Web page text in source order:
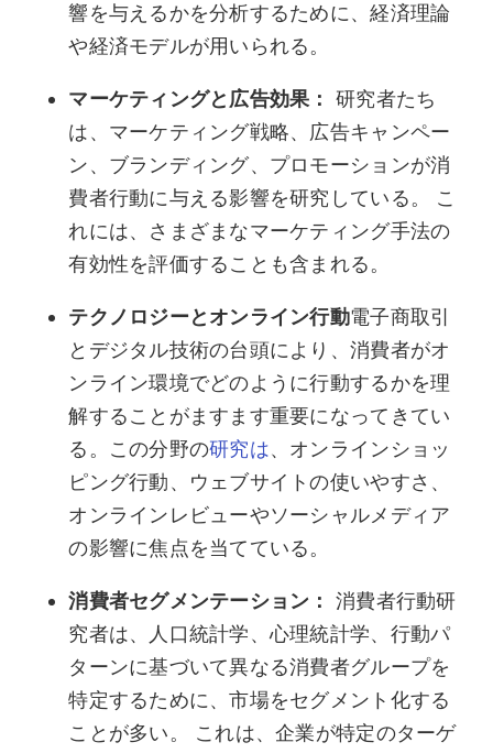
響を与えるかを分析するために、経済理論
や経済モデルが用いられる。
マーケティングと広告効果：
研究者たち
は、マーケティング戦略、広告キャンペー
ン、ブランディング、プロモーションが消
費者行動に与える影響を研究している。 こ
れには、さまざまなマーケティング手法の
有効性を評価することも含まれる。
テクノロジーとオンライン行動電子商取引
とデジタル技術の台頭により、消費者がオ
ンライン環境でどのように行動するかを理
解することがますます重要になってきてい
る。この分野の研究は、オンラインショッ
ピング行動、ウェブサイトの使いやすさ、
オンラインレビューやソーシャルメディア
の影響に焦点を当てている。
消費者セグメンテーション：
消費者行動研
究者は、人口統計学、心理統計学、行動パ
ターンに基づいて異なる消費者グループを
特定するために、市場をセグメント化する
ことが多い。 これは、企業が特定のターゲ